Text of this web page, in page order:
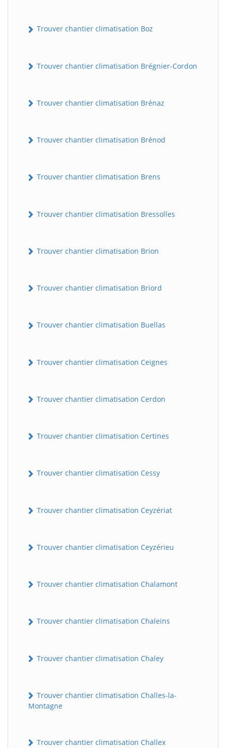
Trouver chantier climatisation Boz
Trouver chantier climatisation Brégnier-Cordon
Trouver chantier climatisation Brénaz
Trouver chantier climatisation Brénod
Trouver chantier climatisation Brens
Trouver chantier climatisation Bressolles
Trouver chantier climatisation Brion
Trouver chantier climatisation Briord
Trouver chantier climatisation Buellas
Trouver chantier climatisation Ceignes
Trouver chantier climatisation Cerdon
Trouver chantier climatisation Certines
Trouver chantier climatisation Cessy
Trouver chantier climatisation Ceyzériat
Trouver chantier climatisation Ceyzérieu
Trouver chantier climatisation Chalamont
Trouver chantier climatisation Chaleins
Trouver chantier climatisation Chaley
Trouver chantier climatisation Challes-la-
Montagne
Trouver chantier climatisation Challex